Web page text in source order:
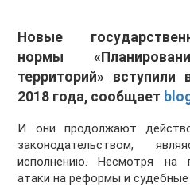
Новые
нормы
территорий»
2018 года, сообщает
И они продолжают
законодательством,
исполнению. Несмотря на
атаки на реформы и